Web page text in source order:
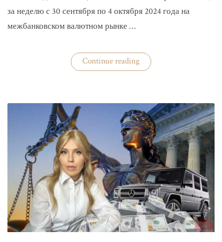
за неделю с 30 сентября по 4 октября 2024 года на
межбанковском валютном рынке …
Continue reading«Нацбанк
четвертую
покупает»